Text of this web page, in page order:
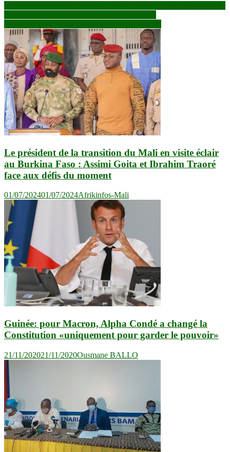
Navigation
de
l’article
Le président de la transition du Mali en visite éclair
au Burkina Faso : Assimi Goita et Ibrahim Traoré
face aux défis du moment
01/07/202401/07/2024Afrikinfos-Mali
Guinée: pour Macron, Alpha Condé a changé la
Constitution «uniquement pour garder le pouvoir»
21/11/202021/11/2020Ousmane BALLO